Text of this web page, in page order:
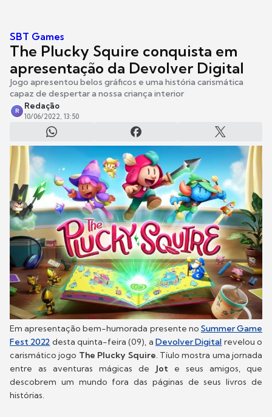
SBT Games
The Plucky Squire conquista em
apresentação da Devolver Digital
Jogo apresentou belos gráficos e uma história carismática
capaz de despertar a nossa criança interior
R
Redação
10/06/2022, 13:50
Em apresentação bem-humorada presente no Summer Game
Fest 2022 desta quinta-feira (09), aDevolver Digital revelou o
carismático jogo The Plucky Squire. Tíulo mostra uma jornada
entre as aventuras mágicas de Jot e seus amigos, que
descobrem um mundo fora das páginas de seus livros de
histórias.